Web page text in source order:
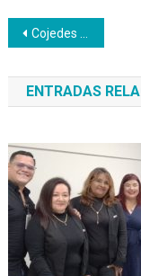
Navegación
de
entradas
Cojedes | Aprendices Inces reciben charla “Hablemos de sexualidad”
ENTRADAS